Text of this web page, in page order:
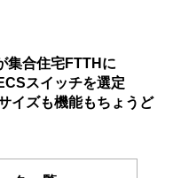
集合住宅FTTHに
スイッチを選定
イズも機能もちょうど